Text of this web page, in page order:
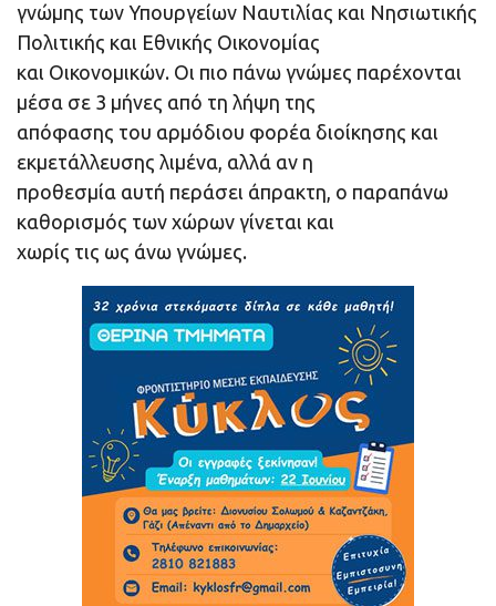
γνώμης των Υπουργείων Ναυτιλίας και Νησιωτικής
Πολιτικής και Εθνικής Οικονομίας
και Οικονομικών. Οι πιο πάνω γνώμες παρέχονται
μέσα σε 3 μήνες από τη λήψη της
απόφασης του αρμόδιου φορέα διοίκησης και
εκμετάλλευσης λιμένα, αλλά αν η
προθεσμία αυτή περάσει άπρακτη, ο παραπάνω
καθορισμός των χώρων γίνεται και
χωρίς τις ως άνω γνώμες.